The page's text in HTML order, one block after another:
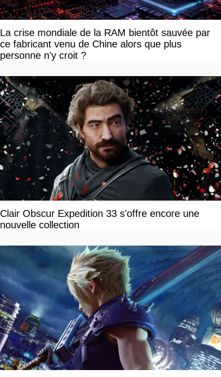
La crise mondiale de la RAM bientôt sauvée par
ce fabricant venu de Chine alors que plus
personne n'y croit ?
Clair Obscur Expedition 33 s'offre encore une
nouvelle collection